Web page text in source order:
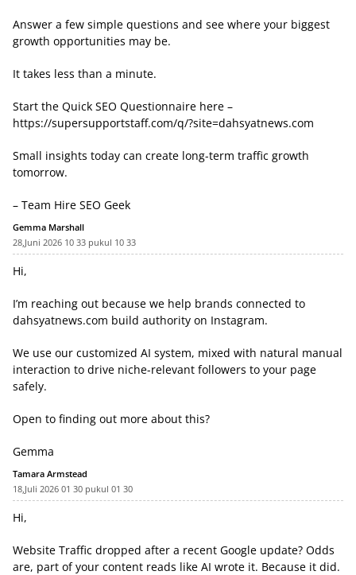
Answer a few simple questions and see where your biggest
growth opportunities may be.
It takes less than a minute.
Start the Quick SEO Questionnaire here –
https://supersupportstaff.com/q/?site=dahsyatnews.com
Small insights today can create long-term traffic growth
tomorrow.
– Team Hire SEO Geek
Gemma Marshall
28,Juni 2026 10 33 pukul 10 33
Hi,
I’m reaching out because we help brands connected to
dahsyatnews.com build authority on Instagram.
We use our customized AI system, mixed with natural manual
interaction to drive niche-relevant followers to your page
safely.
Open to finding out more about this?
Gemma
Tamara Armstead
18,Juli 2026 01 30 pukul 01 30
Hi,
Website Traffic dropped after a recent Google update? Odds
are, part of your content reads like AI wrote it. Because it did.